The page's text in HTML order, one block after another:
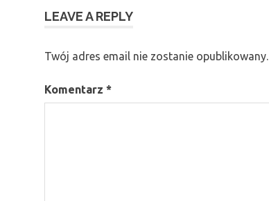
LEAVE A REPLY
Twój adres email nie zostanie opublikowany.
Komentarz *